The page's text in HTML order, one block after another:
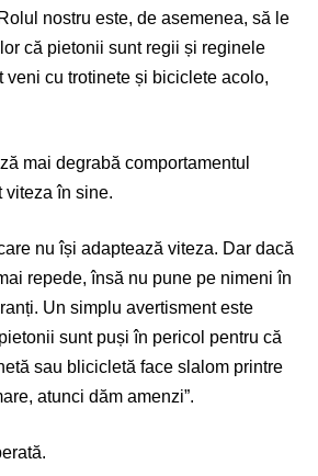
nostru este, de asemenea, să le
că pietonii sunt regii și reginele
veni cu trotinete și biciclete acolo,
mai degrabă comportamentul
viteza în sine.
nu își adaptează viteza. Dar dacă
repede, însă nu pune pe nimeni în
Un simplu avertisment este
sunt puși în pericol pentru că
sau blicicletă face slalom printre
atunci dăm amenzi”.